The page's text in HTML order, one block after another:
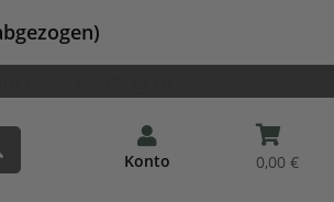
Konto 0,00 €